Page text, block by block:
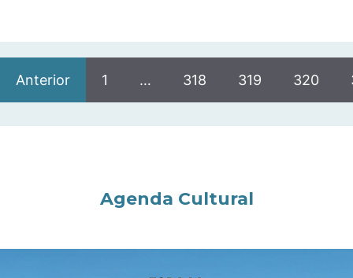
Anterior 1 … 318 319 320
Agenda Cultural